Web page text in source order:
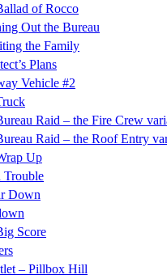
of Rocco
Out the Bureau
the Family
Plans
Vehicle #2
Raid – the Fire Crew
Raid – the Roof Entry
Up
Trouble
Down
Score
– Pillbox Hill